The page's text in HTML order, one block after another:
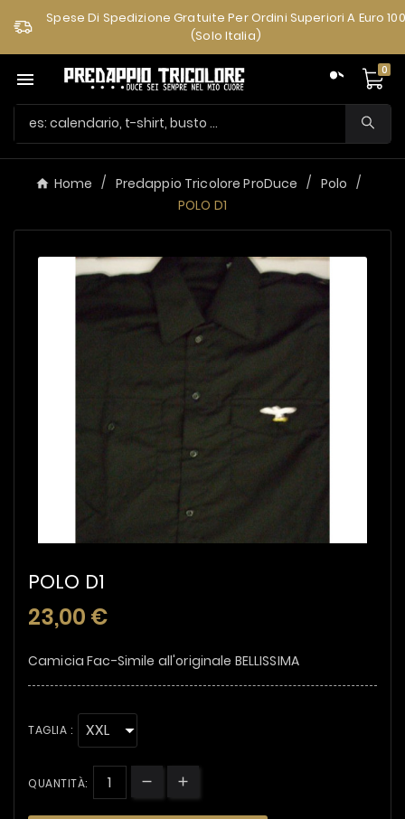
Spese Di Spedizione Gratuite Per Ordini Superiori A Euro 100
(solo Italia)
 0
Home Predappio Tricolore ProDuce
Polo
POLO D1
POLO D1
23,00 €
Camicia Fac-Simile all'originale BELLISSIMA
TAGLIA :
QUANTITÀ: